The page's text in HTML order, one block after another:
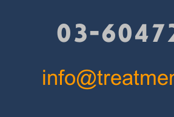
03-